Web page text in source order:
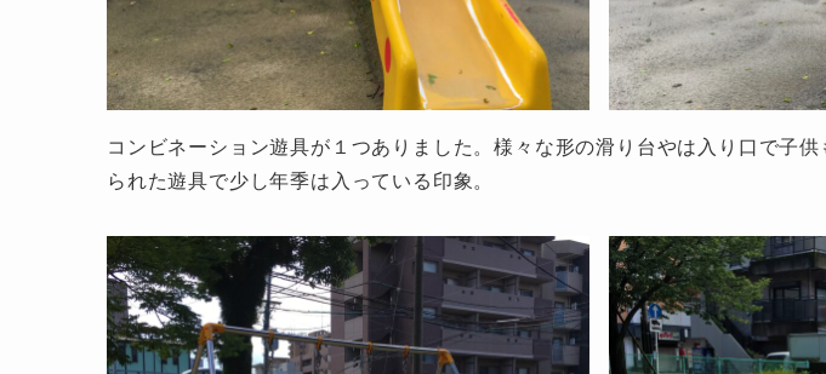
コンビネーション遊具が１つありました。様々な形の滑り台やは入り口で子
られた遊具で少し年季は入っている印象。